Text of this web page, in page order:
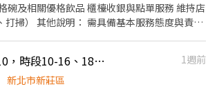
排班區間10:00-17:00/19:00-24:30/18:30-
、每週至少5天，可視狀況調整) 如果你對職務
碗及相關優格飲品 櫃檯收銀與點單服務 維持店
打掃） 其他說明： 需具備基本服務態度與責任
輔大-時薪205-210，時段10-16、18-22、18-24、00-06
1週前
新北市新莊區